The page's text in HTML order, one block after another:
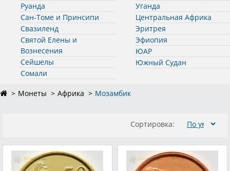
Руанда
Сан-Томе и Принсипи
Свазиленд
Святой Елены и
Вознесения
Сейшелы
Сомали
Уганда
Центральная Африка
Эритрея
Эфиопия
ЮАР
Южный Судан
Монеты Африка Мозамбик
Сортировка: